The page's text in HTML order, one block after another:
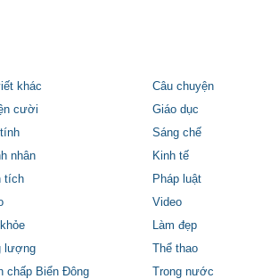
khác Câu chuyện
cười Giáo dục
Sáng chế
nhân Kinh tế
tích Pháp luật
Video
Làm đẹp
lượng Thể thao
chấp Biển Đông Trong nước